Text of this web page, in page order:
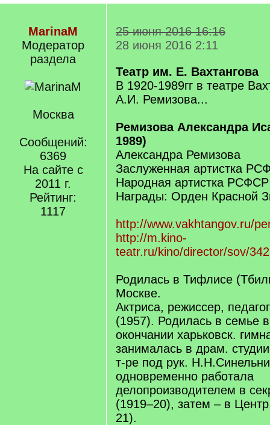
MarinaM
Модератор
раздела
Москва
Сообщений:
6369
На сайте с
2011 г.
Рейтинг:
1117
25 июня 2016 16:16
28 июня 2016 2:11
Театр им. Е. Вахтангова
В 1920-1989гг в театре
А.И. Ремизова...
Ремизова Александра
1989)
Александра Ремизова
Заслуженная артистка
Народная артистка
Награды: Орден Красной
http://www.vakhtangov.ru/
http://m.kino-
teatr.ru/kino/director/sov/
Родилась в Тифлисе
Москве.
Актриса, режиссер,
(1957). Родилась в семье
окончании харьковск.
занималась в драм.
т-ре под рук.
одновременно работала
делопроизводителем в
(1919–20), затем – в
21).